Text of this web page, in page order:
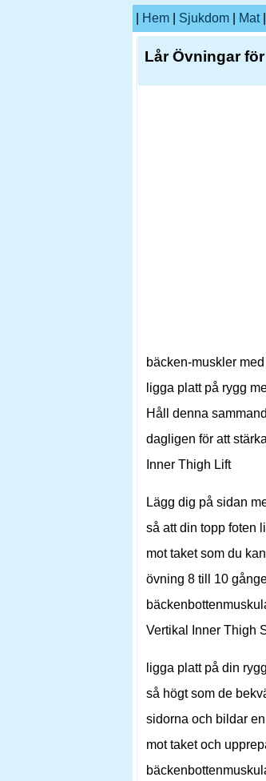
Hem Sjukdom Mat|
Lår Övningar
bäcken-muskler
ligga platt på rygg
Håll denna
dagligen för att
Inner Thigh Lift
Lägg dig på sidan
så att din topp foten
mot taket som du
övning 8 till 10
Vertikal Inner Thigh
ligga platt på din
så högt som de
sidorna och bildar
mot taket och